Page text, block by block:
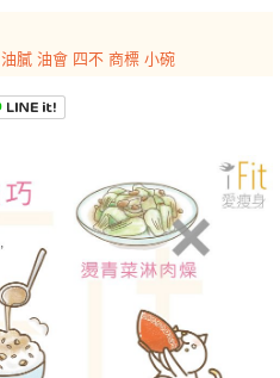
油膩 油會 四不 商標 小碗